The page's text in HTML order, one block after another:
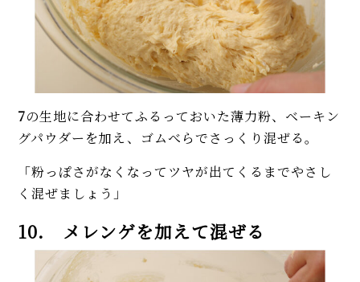
7の生地に合わせてふるっておいた薄力粉、ベーキン
グパウダーを加え、ゴムべらでさっくり混ぜる。
「粉っぽさがなくなってツヤが出てくるまでやさし
く混ぜましょう」
10. メレンゲを加えて混ぜる